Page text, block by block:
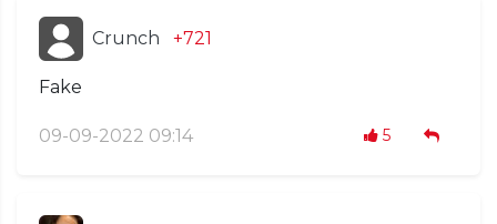
Crunch +721
Fake
09-09-2022 09:14 5